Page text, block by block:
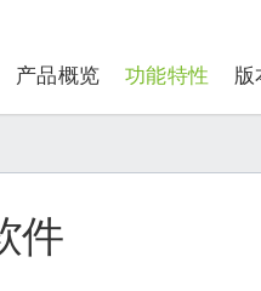
产品概览 功能特性 版
件